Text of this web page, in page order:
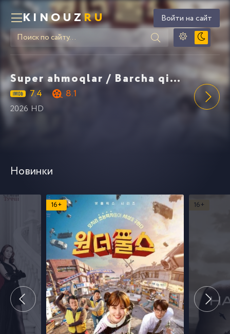
KINOUZRU Войти на сайт
Super ahmoqlar / Barcha qismlar / 2026 / Суперглупцы / Суперчудаки / Uzbek tilida / O'zbekcha tarjima
7.4 8.1
2026 HD
7.4
2005 HD
Новинки
16+ 16+